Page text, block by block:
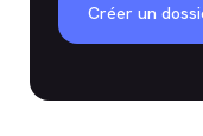
Créer un